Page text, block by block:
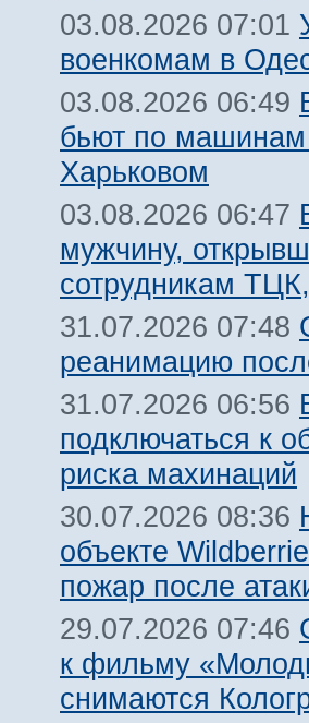
03.08.2026 07:01
военкомам в
03.08.2026 06:49
бьют по
Харьковом
03.08.2026 06:47
мужчину,
сотрудникам ТЦК,
31.07.2026 07:48
реанимацию
31.07.2026 06:56
подключаться к
риска махинаций
30.07.2026 08:36
объекте
пожар после
29.07.2026 07:46
к фильму
снимаются